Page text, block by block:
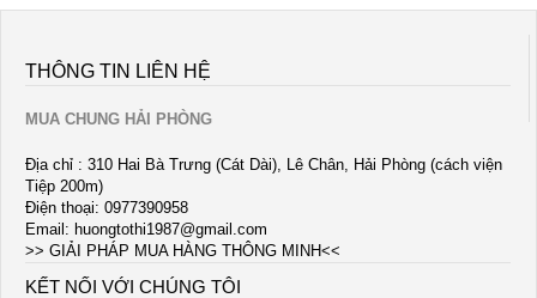
THÔNG TIN LIÊN HỆ
MUA CHUNG HẢI PHÒNG
Địa chỉ : 310 Hai Bà Trưng (Cát Dài), Lê Chân, Hải Phòng (cách viện
Tiệp 200m)
Điện thoại: 0977390958
Email: huongtothi1987@gmail.com
>> GIẢI PHÁP MUA HÀNG THÔNG MINH<<
KẾT NỐI VỚI CHÚNG TÔI